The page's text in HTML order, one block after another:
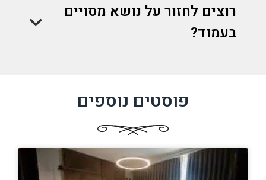
רוצים לחזור על נושא מסויים
בעמוד?
פוסטים נוספים